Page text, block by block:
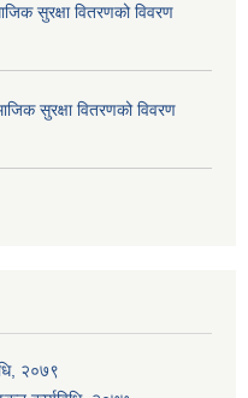
सुरक्षा वितरणको विवरण
सुरक्षा वितरणको विवरण
२०७९